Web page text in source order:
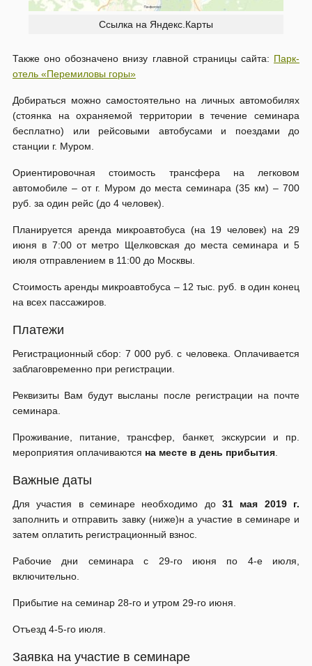
Ссылка на Яндекс.Карты
Также оно обозначено внизу главной страницы сайта: Парк-
отель «Перемиловы горы»
Добираться можно самостоятельно на личных автомобилях
(стоянка на охраняемой территории в течение семинара
бесплатно) или рейсовыми автобусами и поездами до
станции г. Муром.
Ориентировочная стоимость трансфера на легковом
автомобиле – от г. Муром до места семинара (35 км) – 700
руб. за один рейс (до 4 человек).
Планируется аренда микроавтобуса (на 19 человек) на 29
июня в 7:00 от метро Щелковская до места семинара и 5
июля отправлением в 11:00 до Москвы.
Стоимость аренды микроавтобуса – 12 тыс. руб. в один конец
на всех пассажиров.
Платежи
Регистрационный сбор: 7 000 руб. с человека. Оплачивается
заблаговременно при регистрации.
Реквизиты Вам будут высланы после регистрации на почте
семинара.
Проживание, питание, трансфер, банкет, экскурсии и пр.
мероприятия оплачиваются на месте в день прибытия
Важные даты
Для участия в семинаре необходимо до 31 мая 2019 г.
заполнить и отправить завку (ниже)н а участие в семинаре и
затем оплатить регистрационный взнос.
Рабочие дни семинара с 29-го июня по 4-е июля,
включительно.
Прибытие на семинар 28-го и утром 29-го июня.
Отъезд 4-5-го июля.
Заявка на участие в семинаре